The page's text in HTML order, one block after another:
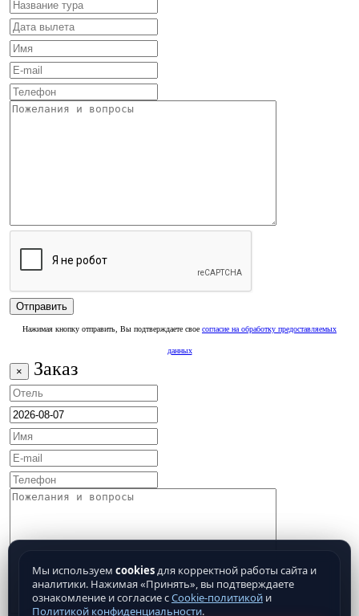
Нажимая кнопку отправить, Вы подтверждаете свое согласие на обработку предоставляемых
данных
× Заказ
Мы используем cookiesдля корректной работы сайта и
аналитики. Нажимая «Принять», вы подтверждаете
ознакомление и согласие сCookie-политикой и
Политикой конфиденциальности.